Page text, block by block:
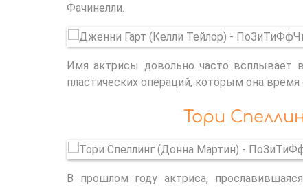
Фачинелли.
Имя актрисы довольно часто всплывает
пластических операций, которым она время
Тори
В прошлом году актриса,